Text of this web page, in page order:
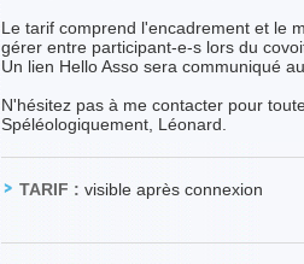
Le tarif comprend l'encadrement et le
gérer entre participant-e-s lors du
Un lien Hello Asso sera communiqué
N'hésitez pas à me contacter pour
Spéléologiquement, Léonard.
TARIF : visible après connexion